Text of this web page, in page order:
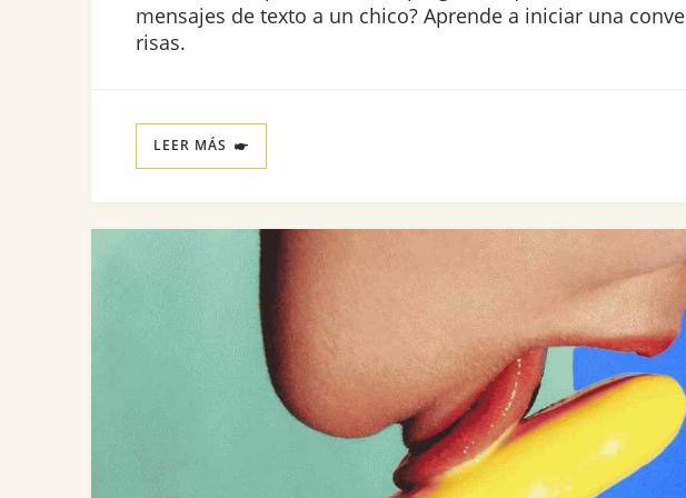
mensajes de texto a un chico? Aprende a iniciar una
risas.
LEER MÁS